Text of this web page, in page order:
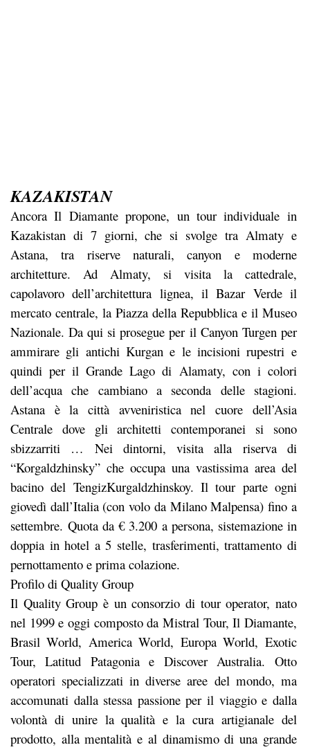
KAZAKISTAN
Ancora Il Diamante propone, un tour individuale in
Kazakistan di 7 giorni, che si svolge tra Almaty e
Astana, tra riserve naturali, canyon e moderne
architetture. Ad Almaty, si visita la cattedrale,
capolavoro dell’architettura lignea, il Bazar Verde il
mercato centrale, la Piazza della Repubblica e il Museo
Nazionale. Da qui si prosegue per il Canyon Turgen per
ammirare gli antichi Kurgan e le incisioni rupestri e
quindi per il Grande Lago di Alamaty, con i colori
dell’acqua che cambiano a seconda delle stagioni.
Astana è la città avveniristica nel cuore dell’Asia
Centrale dove gli architetti contemporanei si sono
sbizzarriti … Nei dintorni, visita alla riserva di
“Korgaldzhinsky” che occupa una vastissima area del
bacino del TengizKurgaldzhinskoy. Il tour parte ogni
giovedì dall’Italia (con volo da Milano Malpensa) fino a
settembre. Quota da € 3.200 a persona, sistemazione in
doppia in hotel a 5 stelle, trasferimenti, trattamento di
pernottamento e prima colazione.
Profilo di Quality Group
Il Quality Group è un consorzio di tour operator, nato
nel 1999 e oggi composto da Mistral Tour, Il Diamante,
Brasil World, America World, Europa World, Exotic
Tour, Latitud Patagonia e Discover Australia. Otto
operatori specializzati in diverse aree del mondo, ma
accomunati dalla stessa passione per il viaggio e dalla
volontà di unire la qualità e la cura artigianale del
prodotto, alla mentalità e al dinamismo di una grande